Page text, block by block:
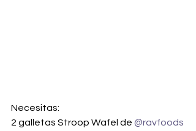
Necesitas:
2 galletas Stroop Wafel de @ravfoods